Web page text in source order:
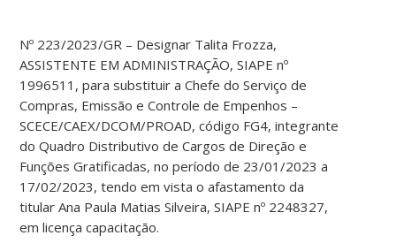
Nº 223/2023/GR – Designar Talita Frozza,
ASSISTENTE EM ADMINISTRAÇÃO, SIAPE nº
1996511, para substituir a Chefe do Serviço de
Compras, Emissão e Controle de Empenhos –
SCECE/CAEX/DCOM/PROAD, código FG4, integrante
do Quadro Distributivo de Cargos de Direção e
Funções Gratificadas, no período de 23/01/2023 a
17/02/2023, tendo em vista o afastamento da
titular Ana Paula Matias Silveira, SIAPE nº 2248327,
em licença capacitação.